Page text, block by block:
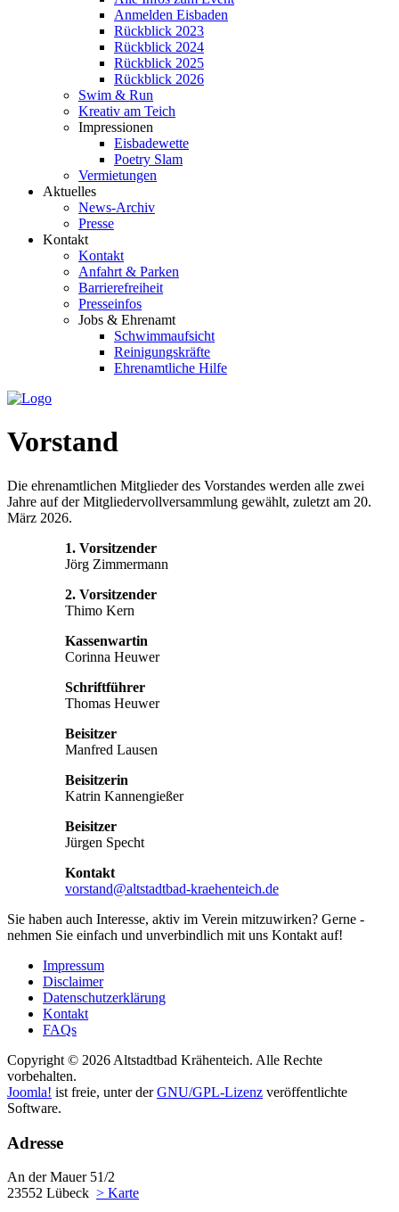
Anmelden Eisbaden
Rückblick 2023
Rückblick 2024
Rückblick 2025
Rückblick 2026
Swim & Run
Kreativ am Teich
Impressionen
Eisbadewette
Poetry Slam
Vermietungen
Aktuelles
News-Archiv
Presse
Kontakt
Kontakt
Anfahrt & Parken
Barrierefreiheit
Presseinfos
Jobs & Ehrenamt
Schwimmaufsicht
Reinigungskräfte
Ehrenamtliche Hilfe
Vorstand
Die ehrenamtlichen Mitglieder des Vorstandes werden alle zwei
Jahre auf der Mitgliedervollversammlung gewählt, zuletzt am 20.
März 2026.
1. Vorsitzender
Jörg Zimmermann
2. Vorsitzender
Thimo Kern
Kassenwartin
Corinna Heuwer
Schriftführer
Thomas Heuwer
Beisitzer
Manfred Lausen
Beisitzerin
Katrin Kannengießer
Beisitzer
Jürgen Specht
Kontakt
vorstand@altstadtbad-kraehenteich.de
Sie haben auch Interesse, aktiv im Verein mitzuwirken? Gerne -
nehmen Sie einfach und unverbindlich mit uns Kontakt auf!
Impressum
Disclaimer
Datenschutzerklärung
Kontakt
FAQs
Copyright © 2026 Altstadtbad Krähenteich. Alle Rechte
vorbehalten.
Joomla! ist freie, unter derGNU/GPL-Lizenz veröffentlichte
Software.
Adresse
An der Mauer 51/2
23552 Lübeck > Karte